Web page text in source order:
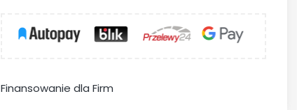
Finansowanie dla Firm